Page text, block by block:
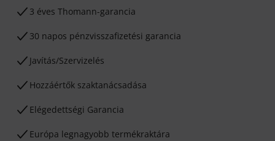
3 éves Thomann-garancia
30 napos pénzvisszafizetési garancia
Javítás/Szervizelés
Hozzáértők szaktanácsadása
Elégedettségi Garancia
Európa legnagyobb termékraktára